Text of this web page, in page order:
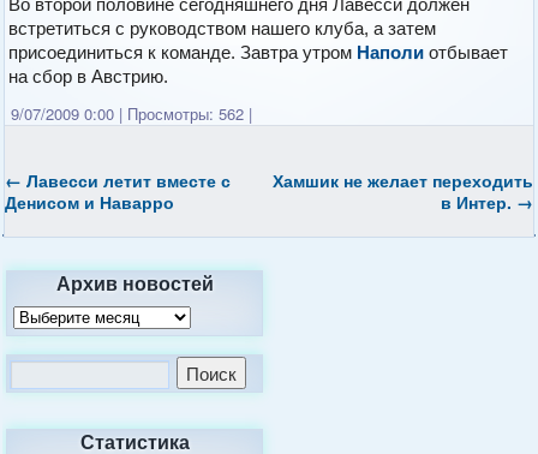
встретиться с руководством нашего клуба, а затем
присоединиться к команде. Завтра утром Наполи отбывает
на сбор в Австрию.
9/07/2009 0:00 | Просмотры: 562 |
← Лавесси летит вместе с
Денисом и Наварро
Хамшик не желает переходить
в Интер. →
Архив новостей
Статистика